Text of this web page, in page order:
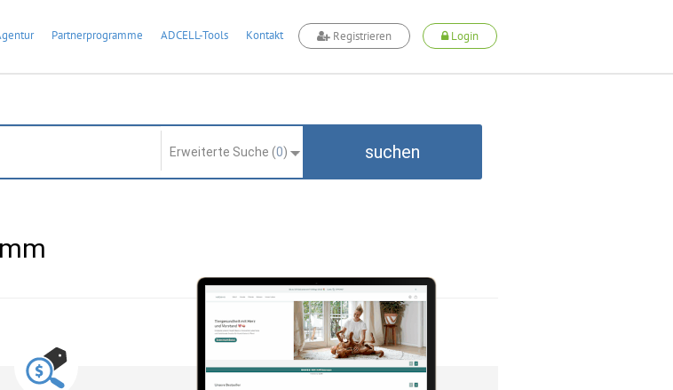
Partnerprogramme ADCELL-Tools Kontakt Registrieren Login
Erweiterte Suche (0) suchen